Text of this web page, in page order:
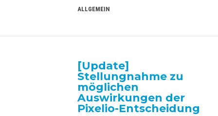
ALLGEMEIN
[Update]
Stellungnahme zu
möglichen
Auswirkungen der
Pixelio-Entscheidung